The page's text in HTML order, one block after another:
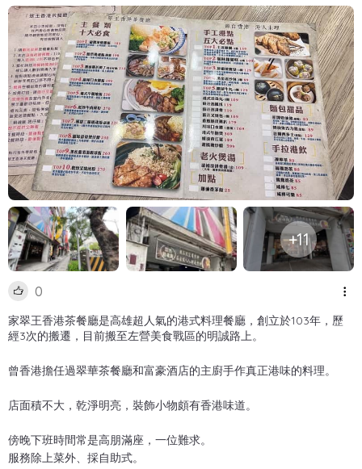
+11
0
家翠王香港茶餐廳是高雄超人氣的港式料理餐廳，創立於103年，歷
經3次的搬遷，目前搬至左營美食戰區的明誠路上。
曾香港擔任過翠華茶餐廳和富豪酒店的主廚手作真正港味的料理。
店面積不大，乾淨明亮，裝飾小物頗有香港味道。
傍晚下班時間常是高朋滿座，一位難求。
服務除上菜外、採自助式。